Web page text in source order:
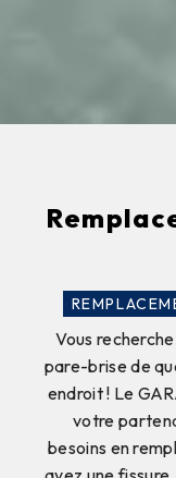
Vous
pare-brise de
endroit ! Le
votre
besoins en